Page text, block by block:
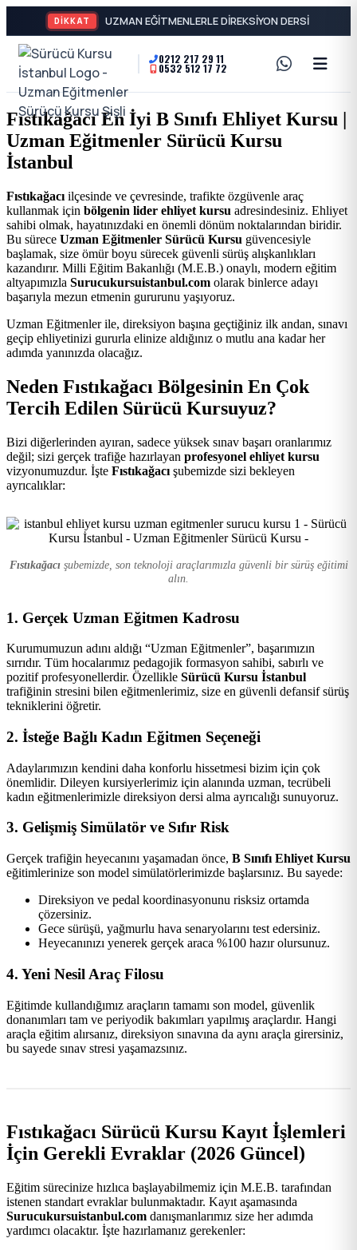
DİKKAT
Sürücü
Kursu
İstanbul
-
Şişli
En
İyi
Ehliyet
Kursu
A2
Motor
Ehliyeti
ve
Özel
Direksiyon
Dersi
0212 217 29 11
0532 512 17 72
Fıstıkağacı En İyi B Sınıfı Ehliyet Kursu |
Uzman Eğitmenler Sürücü Kursu
İstanbul
Fıstıkağacı ilçesinde ve çevresinde, trafikte özgüvenle araç
kullanmak için bölgenin lider ehliyet kursu adresindesiniz. Ehliyet
sahibi olmak, hayatınızdaki en önemli dönüm noktalarından biridir.
Bu sürece Uzman Eğitmenler Sürücü Kursu güvencesiyle
başlamak, size ömür boyu sürecek güvenli sürüş alışkanlıkları
kazandırır. Milli Eğitim Bakanlığı (M.E.B.) onaylı, modern eğitim
altyapımızla Surucukursuistanbul.com olarak binlerce adayı
başarıyla mezun etmenin gururunu yaşıyoruz.
Uzman Eğitmenler ile, direksiyon başına geçtiğiniz ilk andan, sınavı
geçip ehliyetinizi gururla elinize aldığınız o mutlu ana kadar her
adımda yanınızda olacağız.
Neden Fıstıkağacı Bölgesinin En Çok
Tercih Edilen Sürücü Kursuyuz?
Bizi diğerlerinden ayıran, sadece yüksek sınav başarı oranlarımız
değil; sizi gerçek trafiğe hazırlayan profesyonel ehliyet kursu
vizyonumuzdur. İşte Fıstıkağacı şubemizde sizi bekleyen
ayrıcalıklar:
Fıstıkağacışubemizde, son teknoloji araçlarımızla güvenli bir sürüş eğitimi
alın.
1. Gerçek Uzman Eğitmen Kadrosu
Kurumumuzun adını aldığı “Uzman Eğitmenler”, başarımızın
sırrıdır. Tüm hocalarımız pedagojik formasyon sahibi, sabırlı ve
pozitif profesyonellerdir. Özellikle Sürücü Kursu İstanbul
trafiğinin stresini bilen eğitmenlerimiz, size en güvenli defansif sürüş
tekniklerini öğretir.
2. İsteğe Bağlı Kadın Eğitmen Seçeneği
Adaylarımızın kendini daha konforlu hissetmesi bizim için çok
önemlidir. Dileyen kursiyerlerimiz için alanında uzman, tecrübeli
kadın eğitmenlerimizle direksiyon dersi alma ayrıcalığı sunuyoruz.
3. Gelişmiş Simülatör ve Sıfır Risk
Gerçek trafiğin heyecanını yaşamadan önce, B Sınıfı Ehliyet Kursu
eğitimlerinize son model simülatörlerimizde başlarsınız. Bu sayede:
Direksiyon ve pedal koordinasyonunu risksiz ortamda
çözersiniz.
Gece sürüşü, yağmurlu hava senaryolarını test edersiniz.
Heyecanınızı yenerek gerçek araca %100 hazır olursunuz.
4. Yeni Nesil Araç Filosu
Eğitimde kullandığımız araçların tamamı son model, güvenlik
donanımları tam ve periyodik bakımları yapılmış araçlardır. Hangi
araçla eğitim alırsanız, direksiyon sınavına da aynı araçla girersiniz,
bu sayede sınav stresi yaşamazsınız.
Fıstıkağacı Sürücü Kursu Kayıt İşlemleri
İçin Gerekli Evraklar (2026 Güncel)
Eğitim sürecinize hızlıca başlayabilmemiz için M.E.B. tarafından
istenen standart evraklar bulunmaktadır. Kayıt aşamasında
Surucukursuistanbul.com danışmanlarımız size her adımda
yardımcı olacaktır. İşte hazırlamanız gerekenler: